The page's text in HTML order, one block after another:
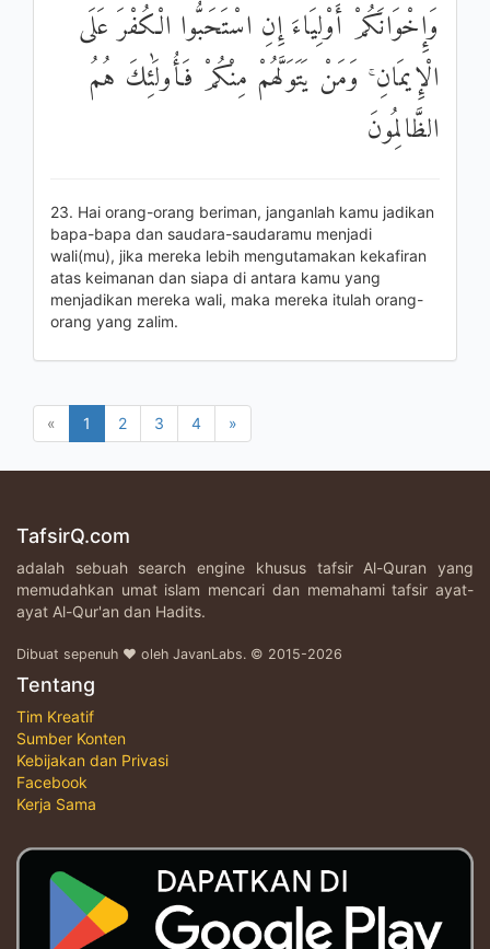
وَإِخْوَانَكُمْ أَوْلِيَاءَ إِنِ اسْتَحَبُّوا الْكُفْرَ عَلَى
الْإِيمَانِ ۚ وَمَنْ يَتَوَلَّهُمْ مِنْكُمْ فَأُولَٰئِكَ هُمُ
الظَّالِمُونَ
23. Hai orang-orang beriman, janganlah kamu jadikan
bapa-bapa dan saudara-saudaramu menjadi
wali(mu), jika mereka lebih mengutamakan kekafiran
atas keimanan dan siapa di antara kamu yang
menjadikan mereka wali, maka mereka itulah orang-
orang yang zalim.
« 1 2 3 4 »
TafsirQ.com
adalah sebuah search engine khusus tafsir Al-Quran yang
memudahkan umat islam mencari dan memahami tafsir ayat-
ayat Al-Qur'an dan Hadits.
Dibuat sepenuh ♥ oleh JavanLabs. © 2015-2026
Tentang
Tim Kreatif
Sumber Konten
Kebijakan dan Privasi
Facebook
Kerja Sama